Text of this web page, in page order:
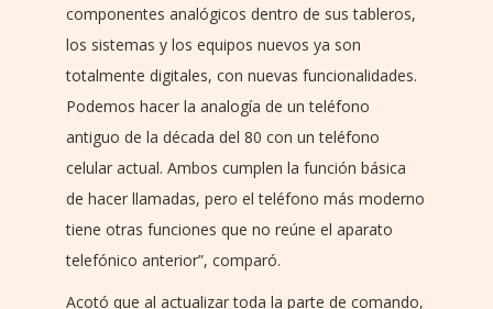
componentes analógicos dentro de sus tableros,
los sistemas y los equipos nuevos ya son
totalmente digitales, con nuevas funcionalidades.
Podemos hacer la analogía de un teléfono
antiguo de la década del 80 con un teléfono
celular actual. Ambos cumplen la función básica
de hacer llamadas, pero el teléfono más moderno
tiene otras funciones que no reúne el aparato
telefónico anterior”, comparó.
Acotó que al actualizar toda la parte de comando,